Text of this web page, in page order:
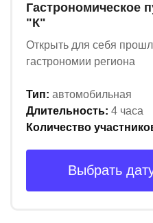
Гастрономическое
"К"
Открыть для себя
гастрономии региона
Тип: автомобильная
Длительность: 4 часа
Количество
Выбрать